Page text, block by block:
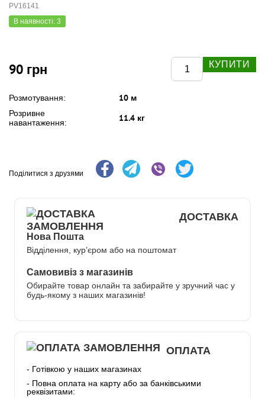
PV16141
В наявності: 3
90 грн КУПИТИ
Розмотування: 10 м
Розривне
навантаження:
11.4 кг
Поділитися з друзями
ДОСТАВКА
Нова Пошта
Відділення, кур’єром або на поштомат
Самовивіз з магазинів
Обирайте товар онлайн та забирайте у зручний час у
будь-якому з наших магазинів!
ОПЛАТА
- Готівкою у наших магазинах
- Повна оплата на карту або за банківськими
реквізитами: